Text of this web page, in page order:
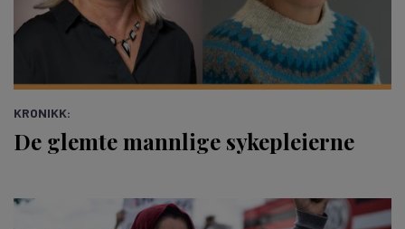
KRONIKK:
De glemte mannlige sykepleierne